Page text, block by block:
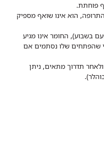
פוחתת.
הוא אינו שואף מספיק
בשבוע), החומר אינו מגיע
שהפתחים שלו נסתמים אם
7 שנים ומעלה ולאחר תדרוך מתאים, ניתן